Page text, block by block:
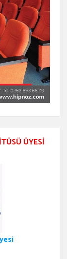
ÜYESI